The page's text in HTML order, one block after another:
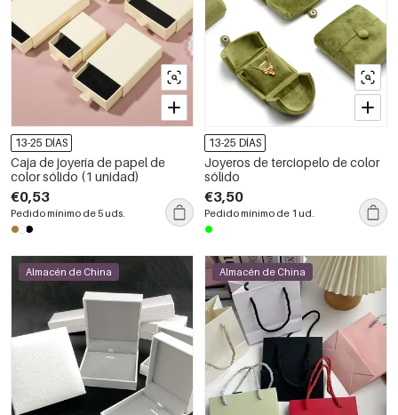
13-25 DÍAS
Caja de joyería de papel de
color sólido (1 unidad)
€0,53
Pedido mínimo de 5 uds.
13-25 DÍAS
Joyeros de terciopelo de color
sólido
€3,50
Pedido mínimo de 1 ud.
Almacén de China Almacén de China